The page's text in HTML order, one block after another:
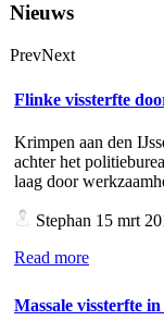
Nieuws
PrevNext
Flinke vissterfte
Krimpen aan den
achter het
laag door
Stephan 15 mrt
Read more
Massale vissterfte